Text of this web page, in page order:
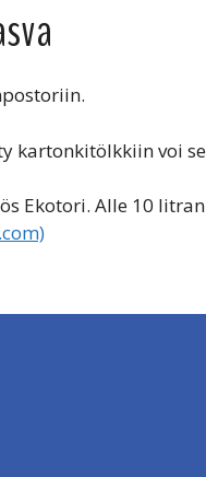
kartonkitölkkiin voi
Ekotori. Alle 10